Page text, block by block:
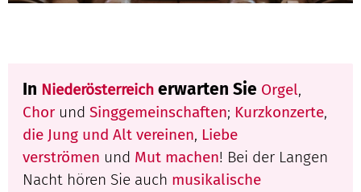
In Niederösterreich erwarten Sie Orgel,
Chor und Singgemeinschaften; Kurzkonzerte,
die Jung und Alt vereinen, Liebe
verströmen und Mut machen! Bei der Langen
Nacht hören Sie auch musikalische